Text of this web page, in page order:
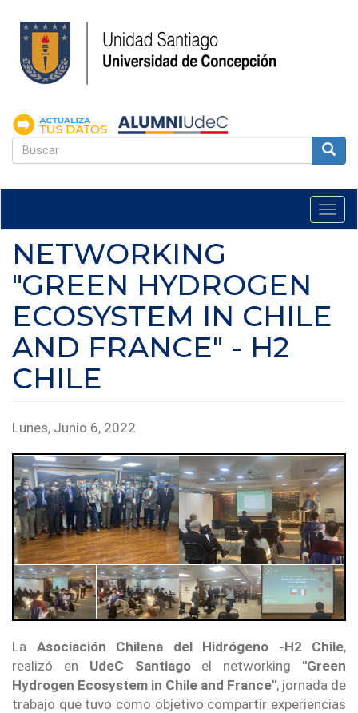
contenido
principal
FORMULARIO
NETWORKING
"GREEN HYDROGEN
ECOSYSTEM IN CHILE
AND FRANCE" - H2
CHILE
Lunes, Junio 6, 2022
La Asociación Chilena del Hidrógeno -H2 Chile,
realizó en UdeC Santiagoel networking "Green
Hydrogen Ecosystem in Chile and France", jornada de
trabajo que tuvo como objetivo compartir experiencias